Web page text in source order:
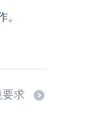
。
要求